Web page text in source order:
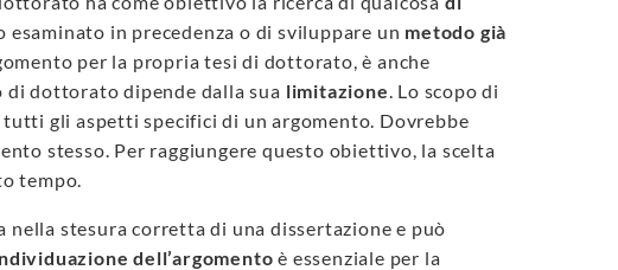
esaminato in precedenza o di sviluppare un metodo già
per la propria tesi di dottorato, è anche
dottorato dipende dalla sua limitazione. Lo scopo di
gli aspetti specifici di un argomento. Dovrebbe
stesso. Per raggiungere questo obiettivo, la scelta
tempo.
nella stesura corretta di una dissertazione e può
dell’argomento è essenziale per la